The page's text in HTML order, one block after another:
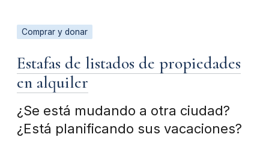
Comprar y donar
Estafas de listados de propiedades
en alquiler
¿Se está mudando a otra ciudad?
¿Está planificando sus vacaciones?